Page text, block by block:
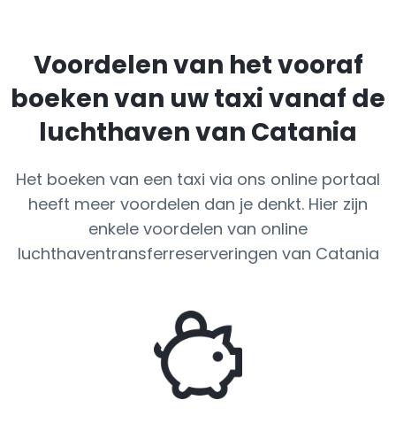
Voordelen van het vooraf
boeken van uw taxi vanaf de
luchthaven van Catania
Het boeken van een taxi via ons online portaal
heeft meer voordelen dan je denkt. Hier zijn
enkele voordelen van online
luchthaventransferreserveringen van Catania